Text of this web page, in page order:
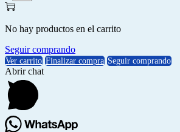
No hay productos en el carrito
Seguir comprando
Ver carrito Finalizar compra Seguir comprando
Abrir chat